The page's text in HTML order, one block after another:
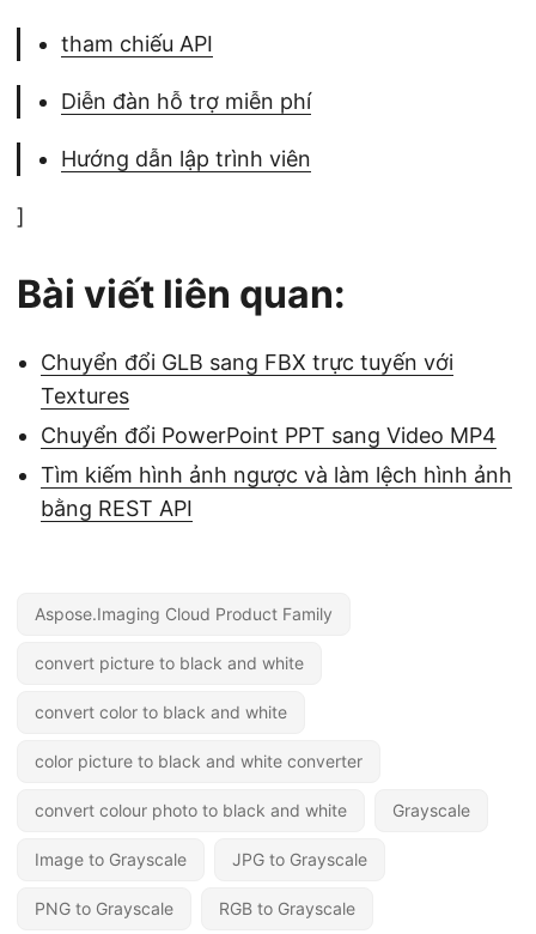
tham chiếu API
Diễn đàn hỗ trợ miễn phí
Hướng dẫn lập trình viên
]
Bài viết liên quan:
Chuyển đổi GLB sang FBX trực tuyến với
Textures
Chuyển đổi PowerPoint PPT sang Video MP4
Tìm kiếm hình ảnh ngược và làm lệch hình ảnh
bằng REST API
Aspose.Imaging Cloud Product Family
convert picture to black and white
convert color to black and white
color picture to black and white converter
convert colour photo to black and white Grayscale
Image to Grayscale JPG to Grayscale
PNG to Grayscale RGB to Grayscale